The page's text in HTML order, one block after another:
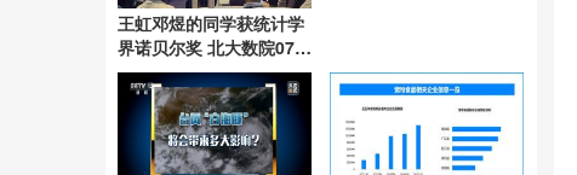
王虹邓煜的同学获统计学
界诺贝尔奖 北大数院07级
再添荣耀